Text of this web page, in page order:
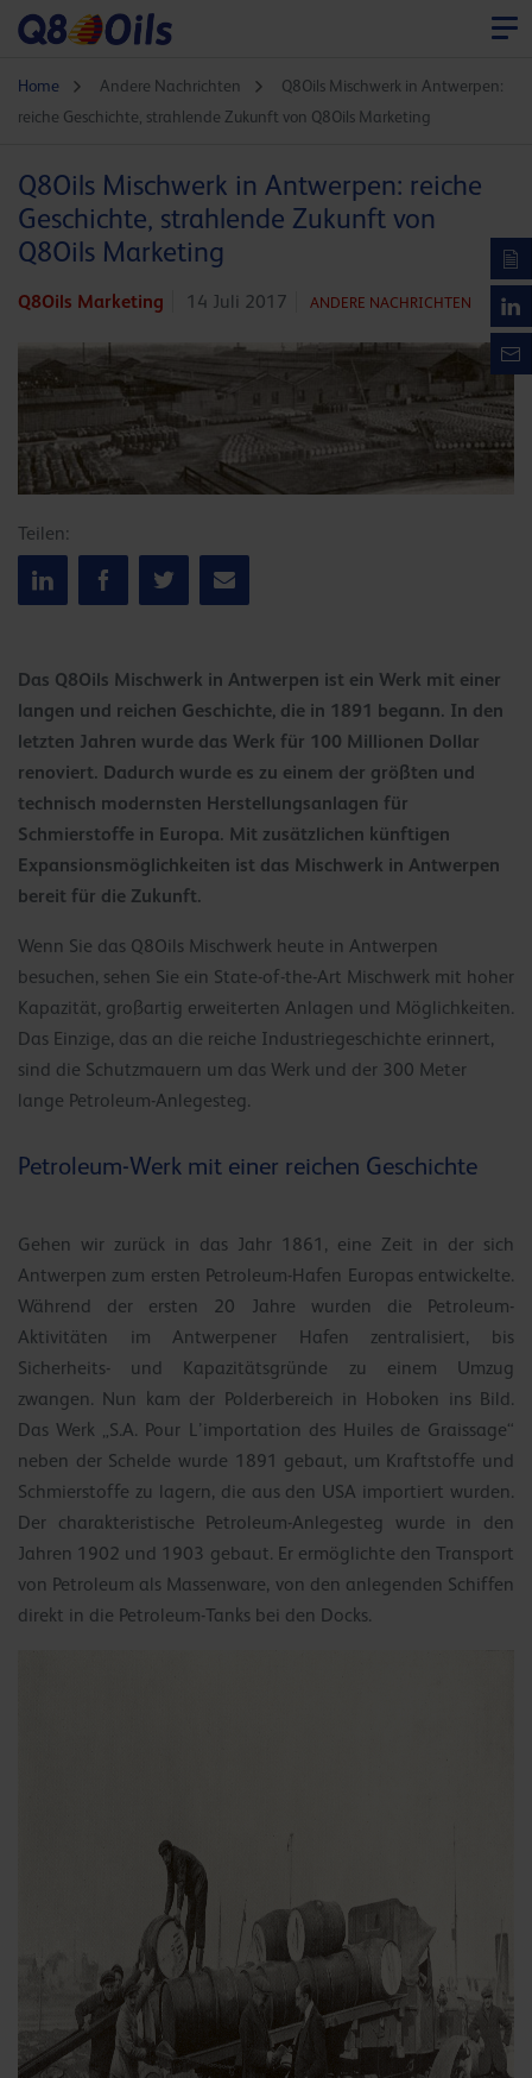
Home Andere Nachrichten
Q8Oils Mischwerk in Antwerpen:
reiche Geschichte, strahlende Zukunft von Q8Oils Marketing
Q8Oils Mischwerk in Antwerpen: reiche
Geschichte, strahlende Zukunft von
Q8Oils Marketing
Q8Oils Marketing 14 Juli 2017 ANDERE NACHRICHTEN
Teilen:
Das Q8Oils Mischwerk in Antwerpen ist ein Werk mit einer
langen und reichen Geschichte, die in 1891 begann. In den
letzten Jahren wurde das Werk für 100 Millionen Dollar
renoviert. Dadurch wurde es zu einem der größten und
technisch modernsten Herstellungsanlagen für
Schmierstoffe in Europa. Mit zusätzlichen künftigen
Expansionsmöglichkeiten ist das Mischwerk in Antwerpen
bereit für die Zukunft.
Wenn Sie das Q8Oils Mischwerk heute in Antwerpen
besuchen, sehen Sie ein State-of-the-Art Mischwerk mit hoher
Kapazität, großartig erweiterten Anlagen und Möglichkeiten.
Das Einzige, das an die reiche Industriegeschichte erinnert,
sind die Schutzmauern um das Werk und der 300 Meter
lange Petroleum-Anlegesteg.
Petroleum-Werk mit einer reichen Geschichte
Gehen wir zurück in das Jahr 1861, eine Zeit in der sich
Antwerpen zum ersten Petroleum-Hafen Europas entwickelte.
Während der ersten 20 Jahre wurden die Petroleum-
Aktivitäten im Antwerpener Hafen zentralisiert, bis
Sicherheits- und Kapazitätsgründe zu einem Umzug
zwangen. Nun kam der Polderbereich in Hoboken ins Bild.
Das Werk „S.A. Pour L’importation des Huiles de Graissage“
neben der Schelde wurde 1891 gebaut, um Kraftstoffe und
Schmierstoffe zu lagern, die aus den USA importiert wurden.
Der charakteristische Petroleum-Anlegesteg wurde in den
Jahren 1902 und 1903 gebaut. Er ermöglichte den Transport
von Petroleum als Massenware, von den anlegenden Schiffen
direkt in die Petroleum-Tanks bei den Docks.